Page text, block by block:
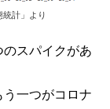
計」より
のスパイクがあ
う一つがコロナ